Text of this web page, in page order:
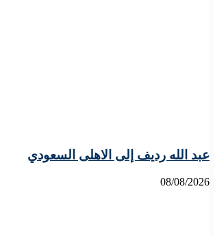
عبد الله رديف إلى الاهلى السعودي
08/08/2026